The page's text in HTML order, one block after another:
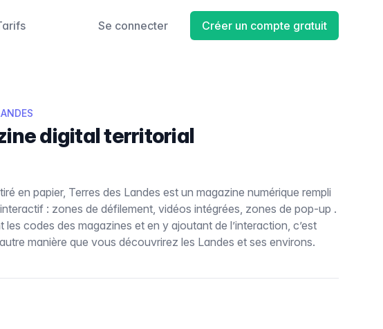
Se connecter Créer un compte gratuit
digital territorial
en papier, Terres des Landes est un magazine numérique rempli
: zones de défilement, vidéos intégrées, zones de pop-up .
les codes des magazines et en y ajoutant de l’interaction, c’est
manière que vous découvrirez les Landes et ses environs.